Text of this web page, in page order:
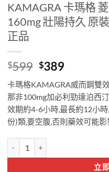
KAMAGRA 卡瑪格
160mg 壯陽持久 原
正品
$599 Original
was:
$599.
$389Current
price
is:
$389.
卡瑪格KAMAGRA威而鋼雙
那非100mg加必利勁達泊西
效期約4-6小時,最長約12小
份)類,要空腹,否則藥效可能
立